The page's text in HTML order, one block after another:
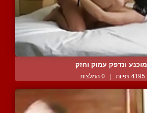
מוכנע ונדפק עמוק וחזק
4195 צפיות | 0 המלצות